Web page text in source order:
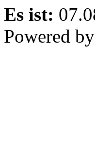
Es ist:
Powered by